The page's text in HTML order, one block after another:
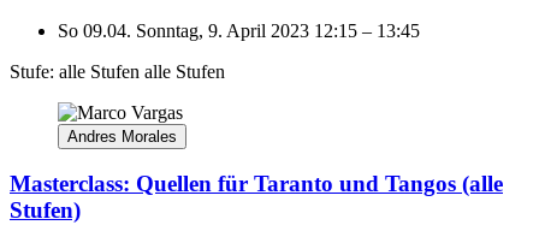
So 09.04. Sonntag, 9. April 2023 12:15 – 13:45
Stufe: alle Stufen alle Stufen
Andres Morales
Masterclass: Quellen für Taranto und Tangos (alle
Stufen)